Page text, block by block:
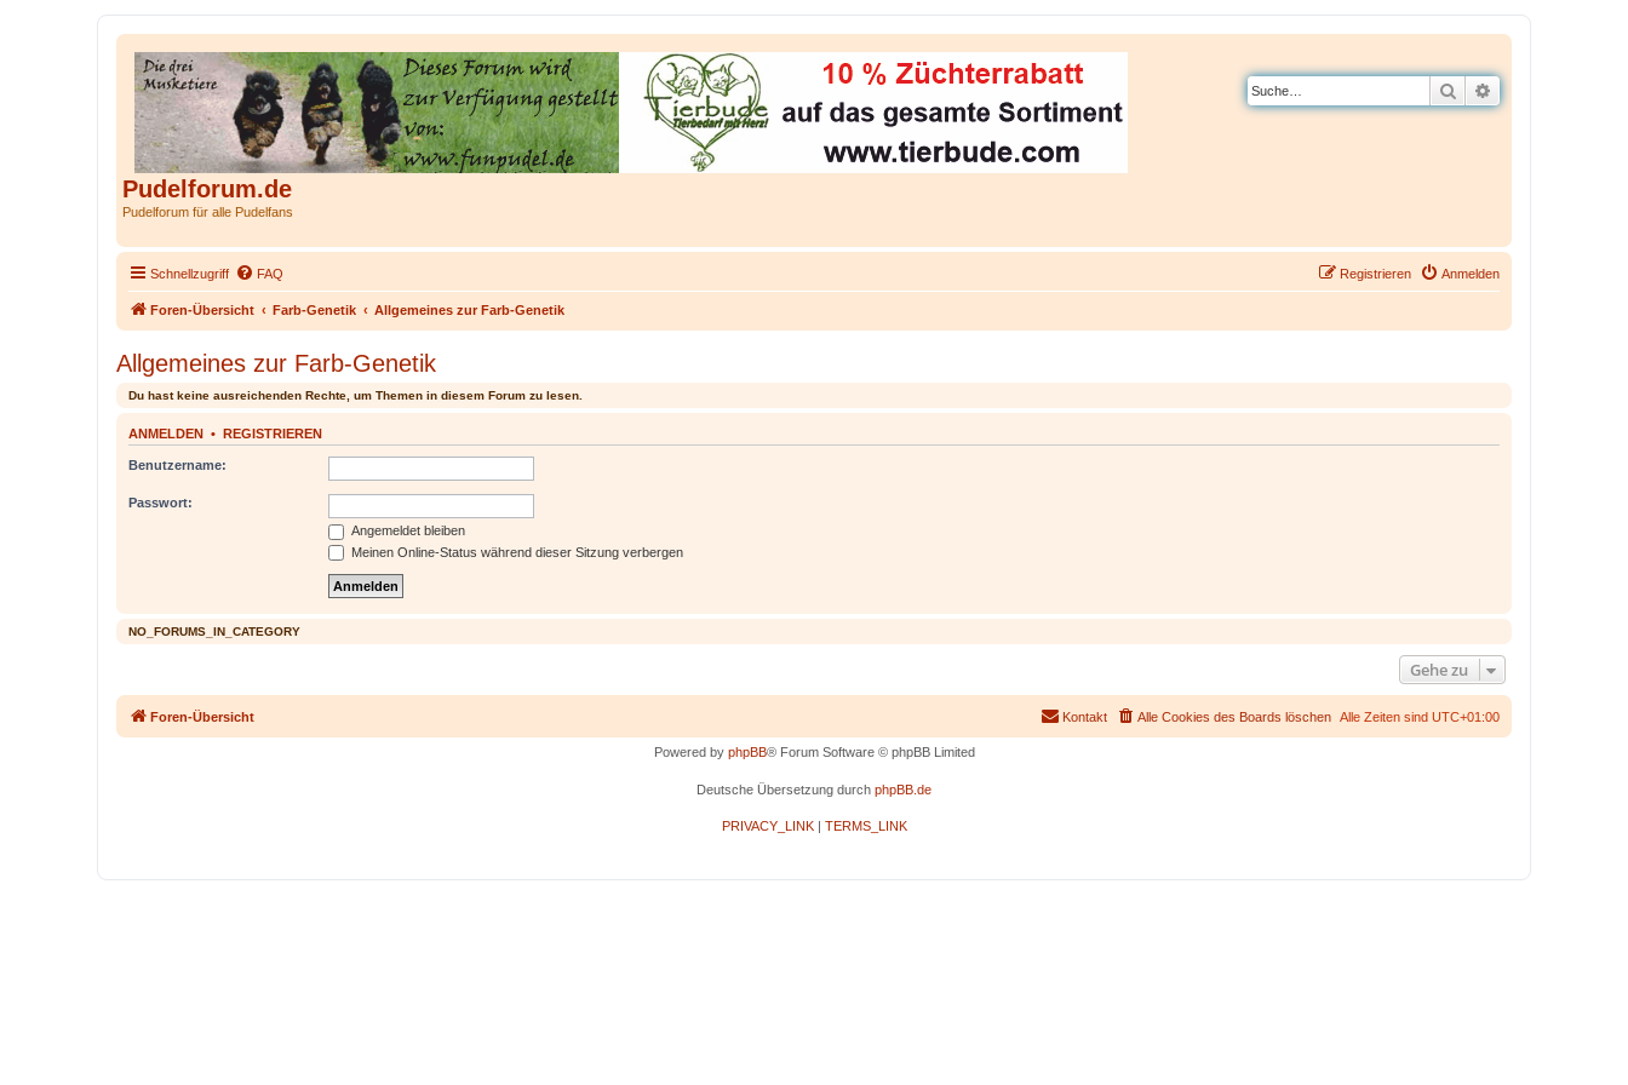
Pudelforum.de
Pudelforum für alle Pudelfans
Suche
Schnellzugriff FAQ Anmelden
Registrieren
Foren-Übersicht Farb-Genetik Allgemeines zur Farb-Genetik
Allgemeines zur Farb-Genetik
Du hast keine ausreichenden Rechte, um Themen in diesem Forum zu lesen.
ANMELDEN • REGISTRIEREN
Benutzername:
Passwort:
Angemeldet bleiben
Meinen Online-Status während dieser Sitzung verbergen
NO_FORUMS_IN_CATEGORY
Gehe zu
Foren-Übersicht Alle Zeiten sind UTC+01:00
Alle Cookies des Boards löschen
Kontakt
Powered by phpBB® Forum Software © phpBB Limited
Deutsche Übersetzung durch phpBB.de
PRIVACY_LINK| TERMS_LINK